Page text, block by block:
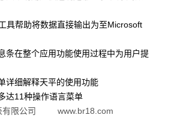
具帮助将数据直接输出为至Microsoft
条在整个应用功能使用过程中为用户提
详细解释天平的使用功能
达11种操作语言菜单
表有限公司 www.br18.com